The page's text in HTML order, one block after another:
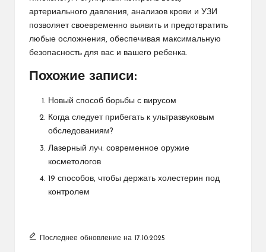
артериального давления, анализов крови и УЗИ
позволяет своевременно выявить и предотвратить
любые осложнения, обеспечивая максимальную
безопасность для вас и вашего ребенка.
Похожие записи:
Новый способ борьбы с вирусом
Когда следует прибегать к ультразвуковым
обследованиям?
Лазерный луч: современное оружие
косметологов
19 способов, чтобы держать холестерин под
контролем
Последнее обновление на 17.10.2025